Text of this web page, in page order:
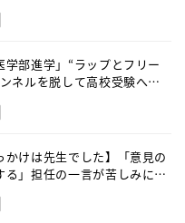
学部進学」“ラップとフリー
ネルを脱して高校受験へ
かけは先生でした】「意見の
る」担任の一言が苦しみに…